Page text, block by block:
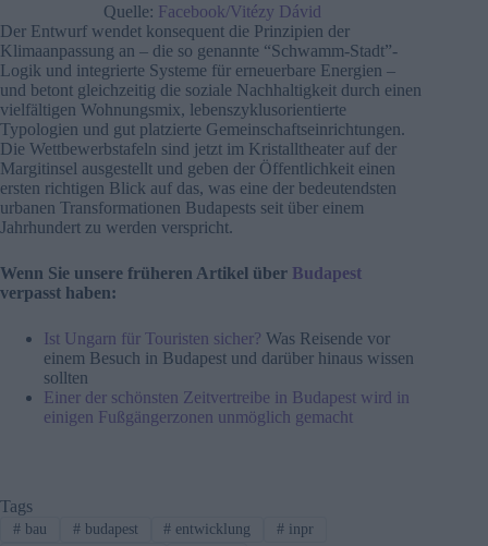
Quelle: Facebook/Vitézy Dávid
Der Entwurf wendet konsequent die Prinzipien der
Klimaanpassung an – die so genannte “Schwamm-Stadt”-
Logik und integrierte Systeme für erneuerbare Energien –
und betont gleichzeitig die soziale Nachhaltigkeit durch einen
vielfältigen Wohnungsmix, lebenszyklusorientierte
Typologien und gut platzierte Gemeinschaftseinrichtungen.
Die Wettbewerbstafeln sind jetzt im Kristalltheater auf der
Margitinsel ausgestellt und geben der Öffentlichkeit einen
ersten richtigen Blick auf das, was eine der bedeutendsten
urbanen Transformationen Budapests seit über einem
Jahrhundert zu werden verspricht.
Wenn Sie unsere früheren Artikel über Budapest
verpasst haben:
Ist Ungarn für Touristen sicher? Was Reisende vor
einem Besuch in Budapest und darüber hinaus wissen
sollten
Einer der schönsten Zeitvertreibe in Budapest wird in
einigen Fußgängerzonen unmöglich gemacht
Tags
#bau #budapest # entwicklung # inpr